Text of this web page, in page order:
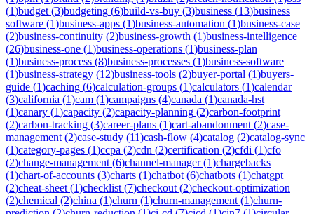
(1)budget (3)budgeting (6)build-vs-buy (3)business (13)business
software (1)business-apps (1)business-automation (1)business-case
(2)business-continuity (2)business-growth (1)business-intelligence
(26)business-one (1)business-operations (1)business-plan
(1)business-process (8)business-processes (1)business-software
(1)business-strategy (12)business-tools (2)buyer-portal (1)buyers-
guide (1)caching (6)calculation-groups (1)calculators (1)calendar
(3)california (1)cam (1)campaigns (4)canada (1)canada-hst
(1)canary (1)capacity (2)capacity-planning (2)carbon-footprint
(2)carbon-tracking (3)career-plans (1)cart-abandonment (2)case-
management (2)case-study (11)cash-flow (4)catalog (2)catalog-sync
(1)category-pages (1)ccpa (2)cdn (2)certification (2)cfdi (1)cfo
(2)change-management (6)channel-manager(1)chargebacks
(1)chart-of-accounts (3)charts (1)chatbot (6)chatbots (1)chatgpt
(2)cheat-sheet (1)checklist (7)checkout (2)checkout-optimization
(2)chemical (2)china (1)churn (1)churn-management (1)churn-